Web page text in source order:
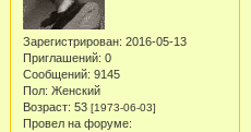
Зарегистрирован: 2016-05-13
Приглашений: 0
Сообщений: 9145
Пол: Женский
Возраст: 53 [1973-06-03]
Провел на форуме: